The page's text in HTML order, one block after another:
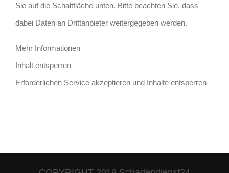
Sie auf die Schaltfläche unten. Bitte beachten Sie, dass
dabei Daten an Drittanbieter weitergegeben werden.
Mehr Informationen
Inhalt entsperren
Erforderlichen Service akzeptieren und Inhalte entsperren